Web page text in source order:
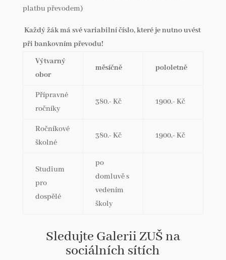
platbu převodem)
Každý žák má své variabilní číslo, které je nutno uvést
při bankovním převodu!
Výtvarný
obor
měsíčně pololetně
Přípravné
ročníky
380.- Kč 1900.- Kč
Ročníkové
školné
380.- Kč 1900,- Kč
Studium
pro
dospělé
po
domluvě s
vedením
školy
Sledujte Galerii ZUŠ na
sociálních sítích